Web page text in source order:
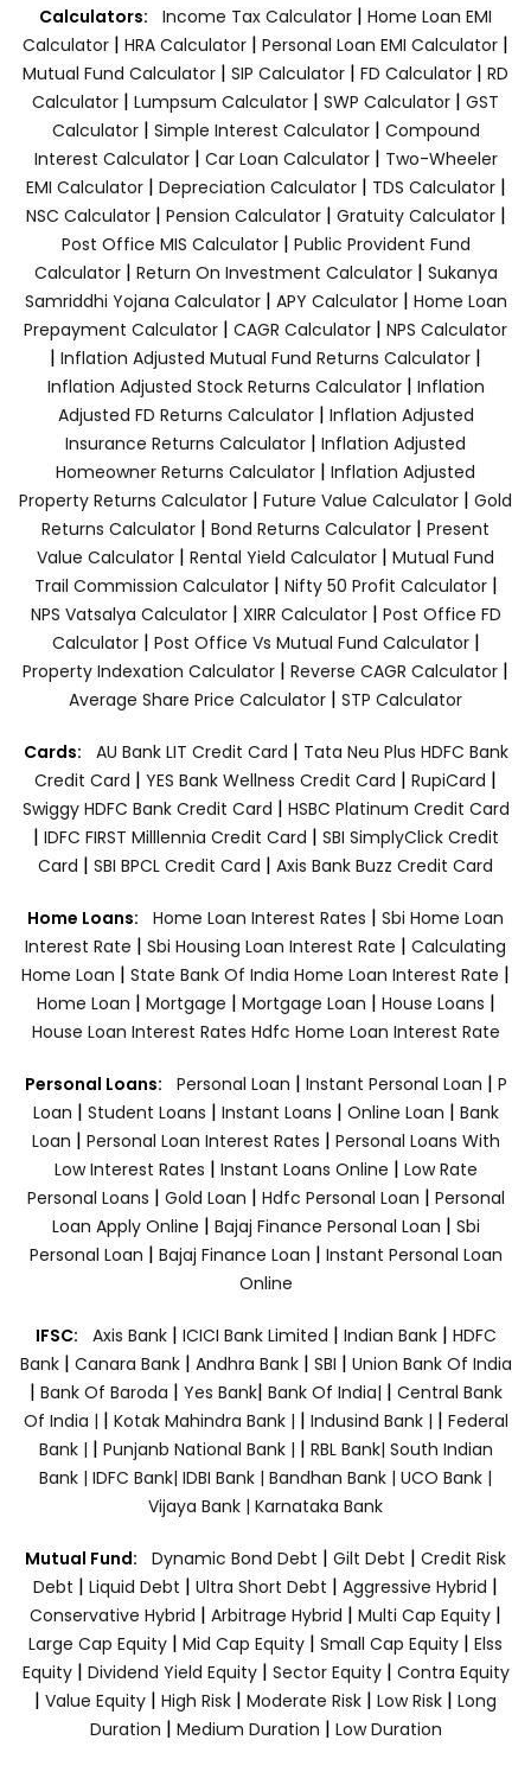
Calculators: Income Tax Calculator | Home Loan EMI
Calculator | HRA Calculator | Personal Loan EMI Calculator |
Mutual Fund Calculator | SIP Calculator | FD Calculator | RD
Calculator | Lumpsum Calculator | SWP Calculator | GST
Calculator| Simple Interest Calculator| Compound
Interest Calculator| Car Loan Calculator| Two-Wheeler
EMI Calculator| Depreciation Calculator| TDS Calculator|
NSC Calculator| Pension Calculator| Gratuity Calculator|
Post Office MIS Calculator| Public Provident Fund
Calculator| Return On Investment Calculator| Sukanya
Samriddhi Yojana Calculator| APY Calculator| Home Loan
Prepayment Calculator | CAGR Calculator | NPS Calculator
| Inflation Adjusted Mutual Fund Returns Calculator |
Inflation Adjusted Stock Returns Calculator| Inflation
Adjusted FD Returns Calculator| Inflation Adjusted
Insurance Returns Calculator | Inflation Adjusted
Homeowner Returns Calculator | Inflation Adjusted
Property Returns Calculator | Future Value Calculator | Gold
Returns Calculator | Bond Returns Calculator | Present
Value Calculator | Rental Yield Calculator | Mutual Fund
Trail Commission Calculator| Nifty 50 Profit Calculator|
NPS Vatsalya Calculator| XIRR Calculator| Post Office FD
Calculator| Post Office Vs Mutual Fund Calculator|
Property Indexation Calculator | Reverse CAGR Calculator |
Average Share Price Calculator | STP Calculator
Cards: AU Bank LIT Credit Card | Tata Neu Plus HDFC Bank
Credit Card | YES Bank Wellness Credit Card | RupiCard |
Swiggy HDFC Bank Credit Card | HSBC Platinum Credit Card
| IDFC FIRST Milllennia Credit Card | SBI SimplyClick Credit
Card | SBI BPCL Credit Card | Axis Bank Buzz Credit Card
Home Loans: Home Loan Interest Rates | Sbi Home Loan
Interest Rate | Sbi Housing Loan Interest Rate | Calculating
Home Loan | State Bank Of India Home Loan Interest Rate |
Home Loan | Mortgage | Mortgage Loan | House Loans |
House Loan Interest Rates Hdfc Home Loan Interest Rate
Personal Loans: Personal Loan | Instant Personal Loan | P
Loan | Student Loans | Instant Loans | Online Loan | Bank
Loan | Personal Loan Interest Rates | Personal Loans With
Low Interest Rates | Instant Loans Online | Low Rate
Personal Loans | Gold Loan | Hdfc Personal Loan | Personal
Loan Apply Online | Bajaj Finance Personal Loan | Sbi
Personal Loan | Bajaj Finance Loan | Instant Personal Loan
Online
IFSC: Axis Bank | ICICI Bank Limited | Indian Bank | HDFC
Bank| Canara Bank | Andhra Bank| SBI | Union Bank Of India
| Bank Of Baroda | Yes Bank| Bank Of India| | Central Bank
Of India | | Kotak Mahindra Bank | | Indusind Bank | | Federal
Bank | | Punjanb National Bank | | RBL Bank| South Indian
Bank | IDFC Bank| IDBI Bank | Bandhan Bank | UCO Bank |
Vijaya Bank | Karnataka Bank
Mutual Fund: Dynamic Bond Debt | Gilt Debt | Credit Risk
Debt | Liquid Debt | Ultra Short Debt | Aggressive Hybrid |
Conservative Hybrid | Arbitrage Hybrid | Multi Cap Equity |
Large Cap Equity | Mid Cap Equity | Small Cap Equity | Elss
Equity| Dividend Yield Equity| Sector Equity | Contra Equity
| Value Equity | High Risk | Moderate Risk | Low Risk | Long
Duration | Medium Duration | Low Duration